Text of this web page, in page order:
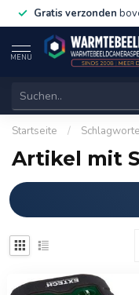
Gratis verzonden
MENU
Startseite / Schlagworte
Artikel mit